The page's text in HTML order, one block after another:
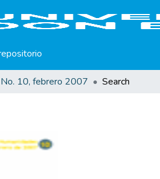
No. 10, febrero 2007 Search